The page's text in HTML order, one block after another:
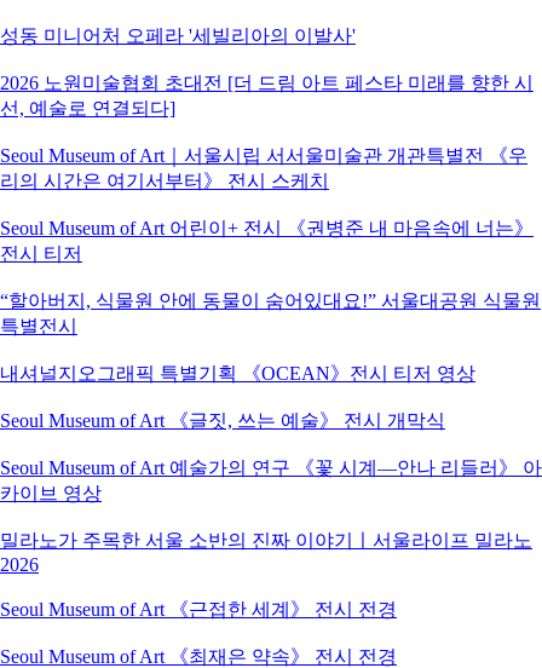
성동 미니어처 오페라 '세빌리아의 이발사'
2026 노원미술협회 초대전 [더 드림 아트 페스타 미래를 향한 시
선, 예술로 연결되다]
Seoul Museum of Art｜서울시립 서서울미술관 개관특별전 《우
리의 시간은 여기서부터》 전시 스케치
Seoul Museum of Art 어린이+ 전시 《권병준 내 마음속에 너는》
전시 티저
“할아버지, 식물원 안에 동물이 숨어있대요!” 서울대공원 식물원
특별전시
내셔널지오그래픽 특별기획 《OCEAN》전시 티저 영상
Seoul Museum of Art 《글짓, 쓰는 예술》 전시 개막식
Seoul Museum of Art 예술가의 연구 《꽃 시계―안나 리들러》 아
카이브 영상
밀라노가 주목한 서울 소반의 진짜 이야기ㅣ서울라이프 밀라노
2026
Seoul Museum of Art 《근접한 세계》 전시 전경
Seoul Museum of Art 《최재은 약속》 전시 전경